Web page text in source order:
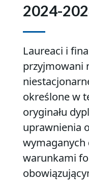
2024-
Laureaci i
przyjmowani
określone w
oryginału
uprawnienia
wymaganych
warunkami